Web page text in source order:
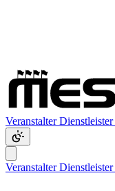
VeranstalterDienstleister
VeranstalterDienstleister